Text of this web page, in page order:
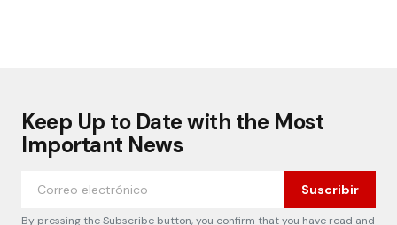
Keep Up to Date with the Most
Important News
Suscribir
By pressing the Subscribe button, you confirm that you have read and